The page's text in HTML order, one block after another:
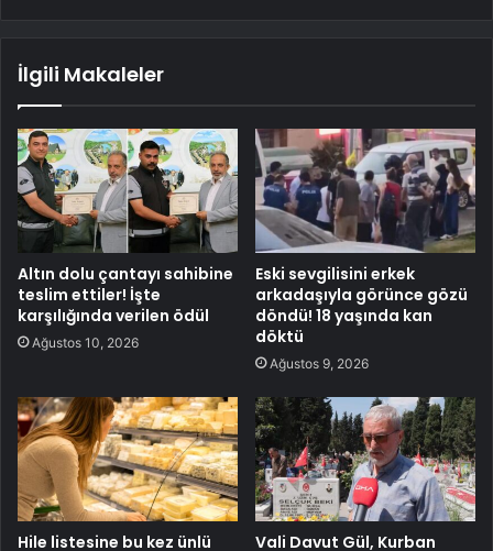
İlgili Makaleler
Altın dolu çantayı sahibine
teslim ettiler! İşte
karşılığında verilen ödül
Ağustos 10, 2026
Eski sevgilisini erkek
arkadaşıyla görünce gözü
döndü! 18 yaşında kan
döktü
Ağustos 9, 2026
Hile listesine bu kez ünlü Vali Davut Gül, Kurban